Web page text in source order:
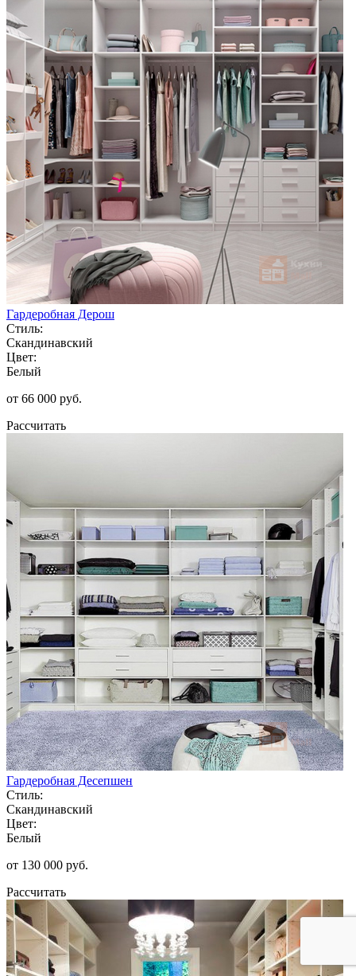
Гардеробная Дерош
Стиль:
Скандинавский
Цвет:
Белый
от 66 000 руб.
Рассчитать
Гардеробная Десепшен
Стиль:
Скандинавский
Цвет:
Белый
от 130 000 руб.
Рассчитать